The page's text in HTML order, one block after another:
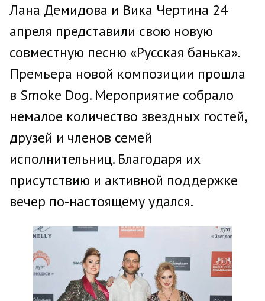
Лана Демидова и Вика Чертина 24
апреля представили свою новую
совместную песню «Русская банька».
Премьера новой композиции прошла
в Smoke Dog. Мероприятие собрало
немалое количество звездных гостей,
друзей и членов семей
исполнительниц. Благодаря их
присутствию и активной поддержке
вечер по-настоящему удался.